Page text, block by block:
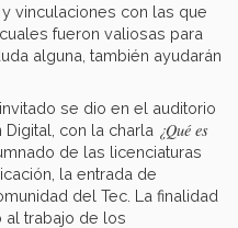
vinculaciones con las que
fueron valiosas para
alguna, también ayudarán
se dio en el auditorio
con la charla ¿Qué es
de las licenciaturas
la entrada de
del Tec. La finalidad
trabajo de los